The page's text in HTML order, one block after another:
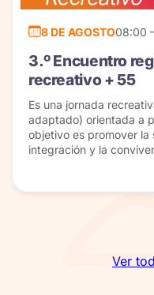
Ver
8 DE AGOSTO08:00
3.º Encuentro
recreativo + 55
Es una jornada
adaptado) orientada a
objetivo es promover la
integración y la